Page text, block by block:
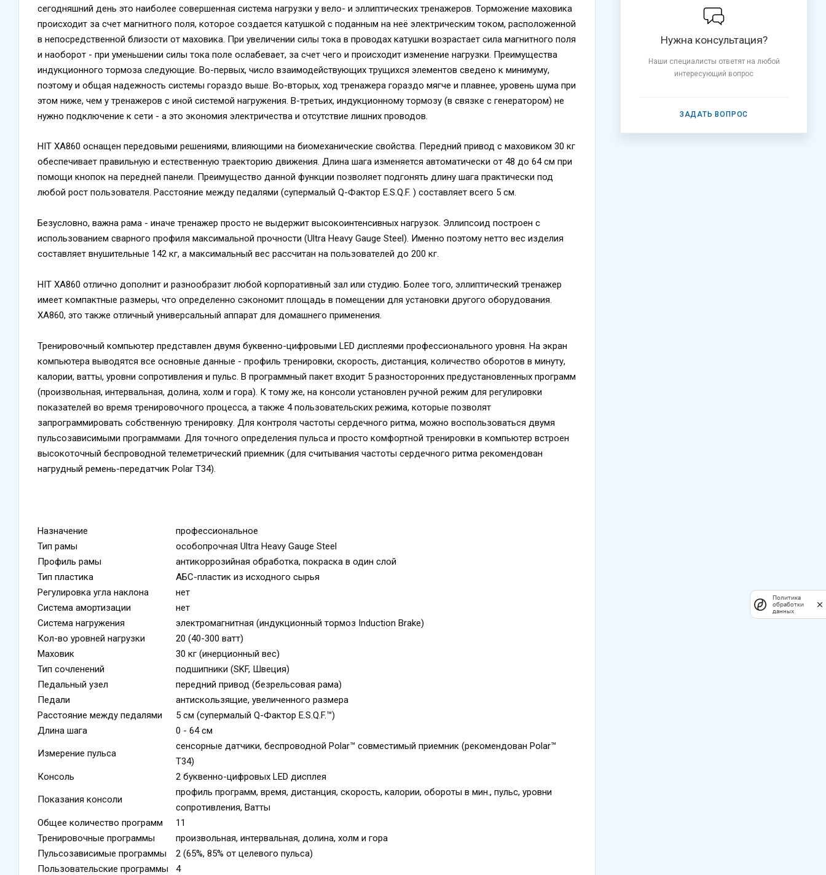
сегодняшний день это наиболее совершенная система нагрузки у вело- и эллиптических тренажеров. Торможение маховика
происходит за счет магнитного поля, которое создается катушкой с поданным на неё электрическим током, расположенной
в непосредственной близости от маховика. При увеличении силы тока в проводах катушки возрастает сила магнитного поля
и наоборот - при уменьшении силы тока поле ослабевает, за счет чего и происходит изменение нагрузки. Преимущества
индукционного тормоза следующие. Во-первых, число взаимодействующих трущихся элементов сведено к минимуму,
поэтому и общая надежность системы гораздо выше. Во-вторых, ход тренажера гораздо мягче и плавнее, уровень шума при
этом ниже, чем у тренажеров с иной системой нагружения. В-третьих, индукционному тормозу (в связке с генератором) не
нужно подключение к сети - а это экономия электричества и отсутствие лишних проводов.
HIT XA860 оснащен передовыми решениями, влияющими на биомеханические свойства. Передний привод с маховиком 30 кг
обеспечивает правильную и естественную траекторию движения. Длина шага изменяется автоматически от 48 до 64 см при
помощи кнопок на передней панели. Преимущество данной функции позволяет подгонять длину шага практически под
любой рост пользователя. Расстояние между педалями (супермалый Q-Фактор E.S.Q.F. ) составляет всего 5 см.
Безусловно, важна рама - иначе тренажер просто не выдержит высокоинтенсивных нагрузок. Эллипсоид построен с
использованием сварного профиля максимальной прочности (Ultra Heavy Gauge Steel). Именно поэтому нетто вес изделия
составляет внушительные 142 кг, а максимальный вес рассчитан на пользователей до 200 кг.
HIT XA860 отлично дополнит и разнообразит любой корпоративный зал или студию. Более того, эллиптический тренажер
имеет компактные размеры, что определенно сэкономит площадь в помещении для установки другого оборудования.
XA860, это также отличный универсальный аппарат для домашнего применения.
Тренировочный компьютер представлен двумя буквенно-цифровыми LED дисплеями профессионального уровня. На экран
компьютера выводятся все основные данные - профиль тренировки, скорость, дистанция, количество оборотов в минуту,
калории, ватты, уровни сопротивления и пульс. В программный пакет входит 5 разносторонних предустановленных программ
(произвольная, интервальная, долина, холм и гора). К тому же, на консоли установлен ручной режим для регулировки
показателей во время тренировочного процесса, а также 4 пользовательских режима, которые позволят
запрограммировать собственную тренировку. Для контроля частоты сердечного ритма, можно воспользоваться двумя
пульсозависимыми программами. Для точного определения пульса и просто комфортной тренировки в компьютер встроен
высокоточный беспроводной телеметрический приемник (для считывания частоты сердечного ритма рекомендован
нагрудный ремень-передатчик Polar T34).
Назначение
профессиональное
Тип рамы
особопрочная Ultra Heavy Gauge Steel
Профиль рамы
антикоррозийная обработка, покраска в один слой
Тип пластика
АБС-пластик из исходного сырья
Регулировка угла наклона
нет
Система амортизации
нет
Система нагружения
электромагнитная (индукционный тормоз Induction Brake)
Кол-во уровней нагрузки
20 (40-300 ватт)
Маховик
30 кг (инерционный вес)
Тип сочленений
подшипники (SKF, Швеция)
Педальный узел
передний привод (безрельсовая рама)
Педали
антискользящие, увеличенного размера
Расстояние между педалями
5 см (супермалый Q-Фактор E.S.Q.F.™)
Длина шага
0 - 64 см
Измерение пульса
сенсорные датчики, беспроводной Polar™ совместимый приемник (рекомендован Polar™
T34)
Консоль
2 буквенно-цифровых LED дисплея
Показания консоли
профиль программ, время, дистанция, скорость, калории, обороты в мин., пульс, уровни
сопротивления, Ватты
Общее количество программ
11
Тренировочные программы
произвольная, интервальная, долина, холм и гора
Пульсозависимые программы
2 (65%, 85% от целевого пульса)
Пользовательские программы
4
Нужна консультация?
Наши специалисты ответят на любой
интересующий вопрос
ЗАДАТЬ ВОПРОС
Политика
обработки
данных